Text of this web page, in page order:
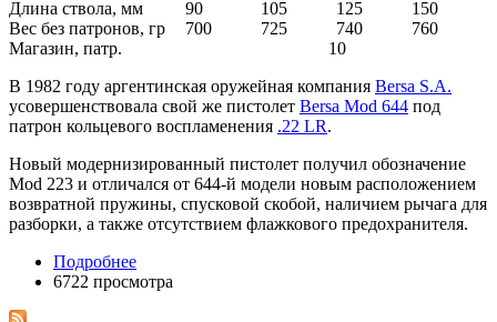
Длина ствола, мм
90 105 125
150
Вес без патронов, гр
700 725 740
760
Магазин, патр.
10
В 1982 году аргентинская оружейная компания Bersa S.A.
усовершенствовала свой же пистолет Bersa Mod 644 под
патрон кольцевого воспламенения .22 LR.
Новый модернизированный пистолет получил обозначение
Mod 223 и отличался от 644-й модели новым расположением
возвратной пружины, спусковой скобой, наличием рычага для
разборки, а также отсутствием флажкового предохранителя.
Подробнее
6722 просмотра